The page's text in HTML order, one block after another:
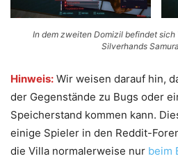
In dem zweiten Domizil befindet sich
Silverhands
Hinweis: Wir weisen darauf hin,
der Gegenstände zu Bugs oder
Speicherstand kommen kann.
einige Spieler in den Reddit-
die Villa normalerweise nur beim